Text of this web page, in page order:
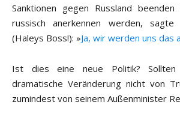
Sanktionen gegen Russland
russisch anerkennen werden,
(Haleys Boss!): »Ja, wir werden uns das
Ist dies eine neue Politik?
dramatische Veränderung nicht von
zumindest von seinem Außenminister